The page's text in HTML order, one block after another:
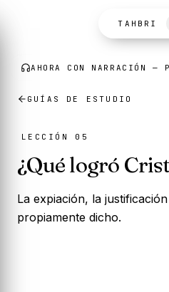
TAHBRI
GUÍAS DE ESTUDIO
LECCIÓN 05
¿Qué logró
La expiación, la
propiamente dicho.